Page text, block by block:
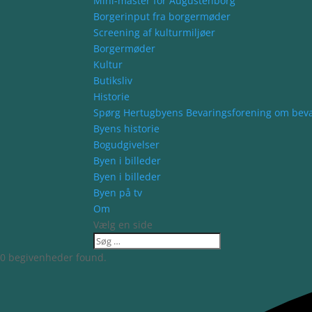
Borgerinput fra borgermøder
Screening af kulturmiljøer
Borgermøder
Kultur
Butiksliv
Historie
Spørg Hertugbyens Bevaringsforening om
Byens historie
Bogudgivelser
Byen i billeder
Byen i billeder
Byen på tv
Om
Vælg en side
0 begivenheder found.